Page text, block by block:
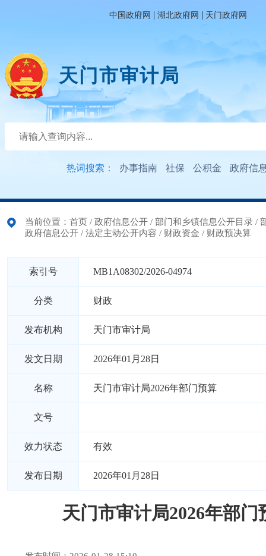
中国政府网 | 湖北政府网 | 天门政府网
天门市审计局
热词搜索： 办事指南 社保 公积金 政府信
当前位置： 首页 / 政府信息公开 / 部门和乡镇信息公开目录 /
政府信息公开 / 法定主动公开内容 / 财政资金 / 财政预决算
索引号 MB1A08302/2026-04974
分类 财政
发布机构 天门市审计局
发文日期 2026年01月28日
名称 天门市审计局2026年部门预算
文号
效力状态 有效
发布日期 2026年01月28日
天门市审计局2026年部门